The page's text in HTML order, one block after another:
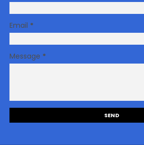
Email *
Message *